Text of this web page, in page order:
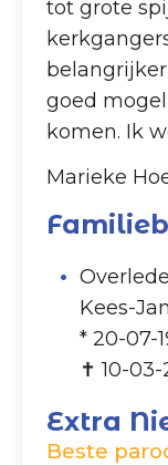
tot grote
goed
komen. Ik
Marieke
Kees-
* 20-07-
✝ 10-
Extra
Beste